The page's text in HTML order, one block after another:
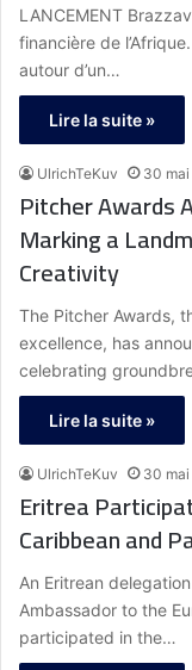
LANCEMENT
financière de
autour d’un…
Lire la suite »
UlrichTeKuv 30
Pitcher Awards
Marking a
Creativity
The Pitcher Awards,
excellence, has
celebrating
Lire la suite »
UlrichTeKuv 30
Eritrea
Caribbean and
An Eritrean
Ambassador to the
participated in the…